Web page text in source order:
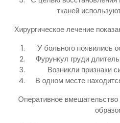
тканей
Хирургическое лечение
У больного появились
Фурункул груди
Возникли признаки
В одном месте
Оперативное